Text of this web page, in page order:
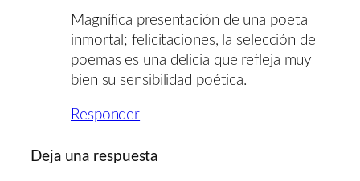
Magnífica presentación de una poeta
inmortal; felicitaciones, la selección de
poemas es una delicia que refleja muy
bien su sensibilidad poética.
Responder
Deja una respuesta